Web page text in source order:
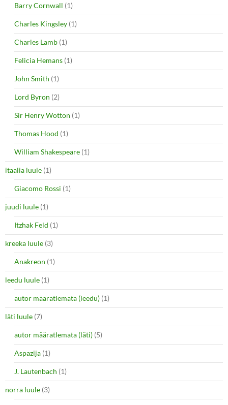
Barry Cornwall (1)
Charles Kingsley (1)
Charles Lamb (1)
Felicia Hemans (1)
John Smith (1)
Lord Byron (2)
Sir Henry Wotton (1)
Thomas Hood (1)
William Shakespeare (1)
itaalia luule (1)
Giacomo Rossi (1)
juudi luule (1)
Itzhak Feld (1)
kreeka luule (3)
Anakreon (1)
leedu luule (1)
autor määratlemata (leedu) (1)
läti luule (7)
autor määratlemata (läti) (5)
Aspazija (1)
J. Lautenbach (1)
norra luule (3)